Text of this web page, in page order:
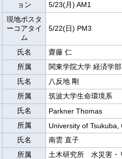
ョン
5/23(月) AM1
現地ポスタ
ーコアタイ
ム
5/22(日) PM3
氏名
齋藤 仁
所属
関東学院大学 経済学部
氏名
八反地 剛
所属
筑波大学生命環境系
氏名
Parkner Thomas
所属
University of
氏名
南雲 直子
所属
土木研究所 水災害・